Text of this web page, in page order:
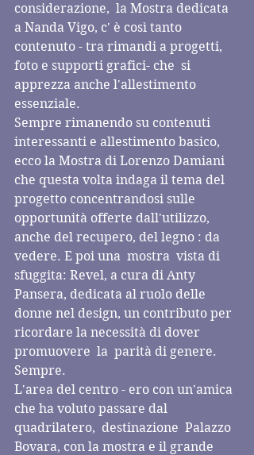
considerazione,  la Mostra dedicata
a Nanda Vigo, c' è così tanto
contenuto - tra rimandi a progetti,
foto e supporti grafici- che  si
apprezza anche l'allestimento
essenziale.
Sempre rimanendo su contenuti
interessanti e allestimento basico,
ecco la Mostra di Lorenzo Damiani
che questa volta indaga il tema del
progetto concentrandosi sulle
opportunità offerte dall'utilizzo,
anche del recupero, del legno : da
vedere. E poi una  mostra  vista di
sfuggita: Revel, a cura di Anty
Pansera, dedicata al ruolo delle
donne nel design, un contributo per
ricordare la necessità di dover
promuovere  la  parità di genere.
Sempre.
L'area del centro - ero con un'amica
che ha voluto passare dal
quadrilatero,  destinazione  Palazzo
Bovara, con la mostra e il grande